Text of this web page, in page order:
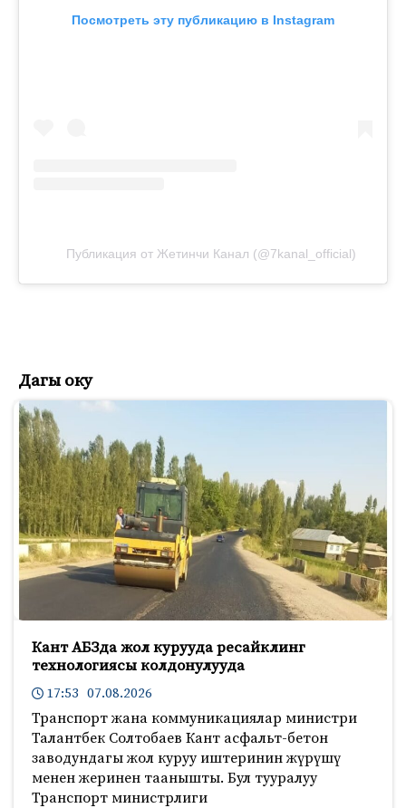
Посмотреть эту публикацию в Instagram
Публикация от Жетинчи Канал (@7kanal_official)
Дагы оку
Кант АБЗда жол курууда ресайклинг
технологиясы колдонулууда
17:53 07.08.2026
Транспорт жана коммуникациялар министри
Талантбек Солтобаев Кант асфальт-бетон
заводундагы жол куруу иштеринин жүрүшү
менен жеринен таанышты. Бул тууралуу
Транспорт министрлиги